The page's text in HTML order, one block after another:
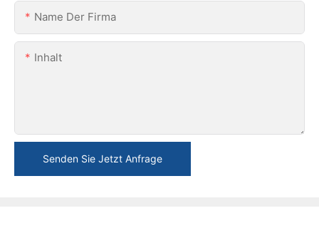
Name Der Firma
Inhalt
Senden Sie Jetzt Anfrage